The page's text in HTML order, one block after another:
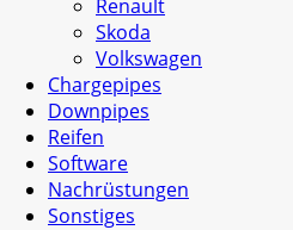
Renault
Skoda
Volkswagen
Chargepipes
Downpipes
Reifen
Software
Nachrüstungen
Sonstiges